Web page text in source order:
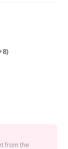
from the